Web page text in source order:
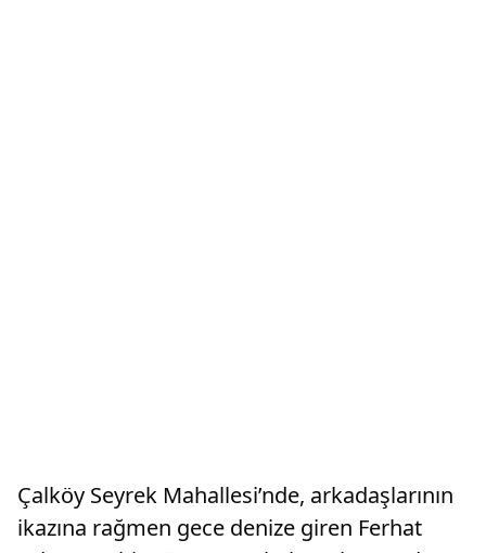
Çalköy Seyrek Mahallesi’nde, arkadaşlarının
ikazına rağmen gece denize giren Ferhat